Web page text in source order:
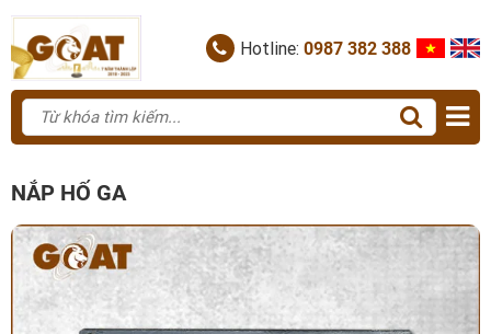
Hotline: 0987 382 388
NẮP HỐ GA